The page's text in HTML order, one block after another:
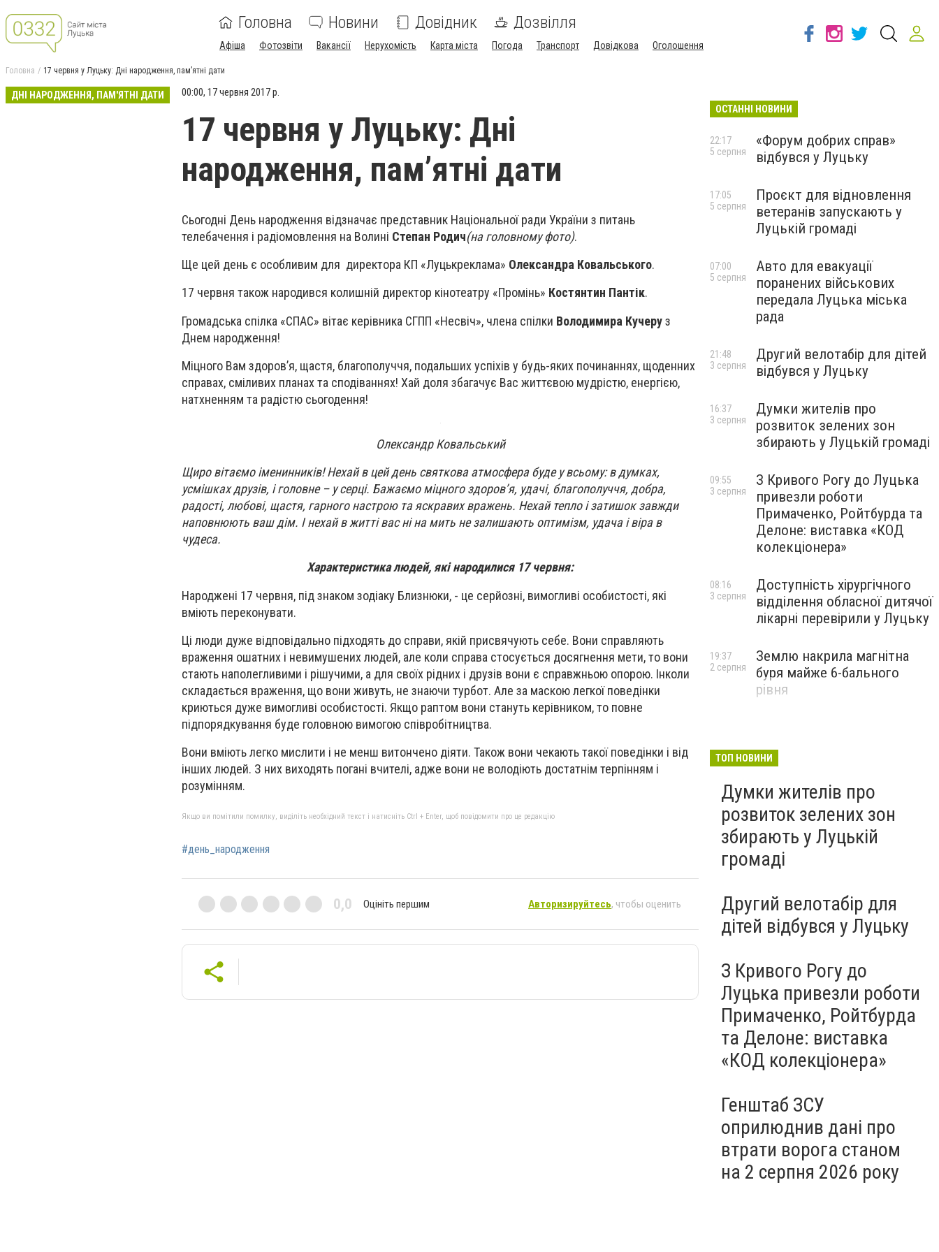
Головна Новини Довідник Дозвілля
Афіша Фотозвіти Вакансії Нерухомість Карта міста Погода Транспорт Довідкова Оголошення
Головна 17 червня у Луцьку: Дні народження, пам’ятні дати
ДНІ НАРОДЖЕННЯ, ПАМ'ЯТНІ ДАТИ 00:00, 17 червня 2017 р.
17 червня у Луцьку: Дні
народження, пам’ятні дати
Сьогодні День народження відзначає представник Національної ради України з питань
телебачення і радіомовлення на Волині Степан Родич(на головному фото).
Ще цей день є особливим для директора КП «Луцькреклама» Олександра Ковальського.
17 червня також народився колишній директор кінотеатру «Промінь» Костянтин Пантік.
Громадська спілка «СПАС» вітає керівника СГПП «Несвіч», члена спілки Володимира Кучеруз
Днем народження!
Міцного Вам здоров’я, щастя, благополуччя, подальших успіхів у будь-яких починаннях, щоденних
справах, сміливих планах та сподіваннях! Хай доля збагачує Вас життєвою мудрістю, енергією,
натхненням та радістю сьогодення!
Олександр Ковальський
Щиро вітаємо іменинників! Нехай в цей день святкова атмосфера буде у всьому: в думках,
усмішках друзів, і головне – у серці. Бажаємо міцного здоров’я, удачі, благополуччя, добра,
радості, любові, щастя, гарного настрою та яскравих вражень. Нехай тепло і затишок завжди
наповнюють ваш дім. І нехай в житті вас ні на мить не залишають оптимізм, удача і віра в
чудеса.
Характеристика людей, які народилися 17 червня:
Народжені 17 червня, під знаком зодіаку Близнюки, - це серйозні, вимогливі особистості, які
вміють переконувати.
Ці люди дуже відповідально підходять до справи, якій присвячують себе. Вони справляють
враження ошатних і невимушених людей, але коли справа стосується досягнення мети, то вони
стають наполегливими і рішучими, а для своїх рідних і друзів вони є справжньою опорою. Інколи
складається враження, що вони живуть, не знаючи турбот. Але за маскою легкої поведінки
криються дуже вимогливі особистості. Якщо раптом вони стануть керівником, то повне
підпорядкування буде головною вимогою співробітництва.
Вони вміють легко мислити і не менш витончено діяти. Також вони чекають такої поведінки і від
інших людей. З них виходять погані вчителі, адже вони не володіють достатнім терпінням і
розумінням.
Якщо ви помітили помилку, виділіть необхідний текст і натисніть Ctrl + Enter, щоб повідомити про це редакцію
#день_народження
0,0 Оцініть першим Авторизируйтесь, чтобы оценить
ОСТАННІ НОВИНИ
«Форум добрих справ»
відбувся у Луцьку
22:17
5 серпня
Проєкт для відновлення
ветеранів запускають у
Луцькій громаді
17:05
5 серпня
Авто для евакуації
поранених військових
передала Луцька міська
рада
07:00
5 серпня
Другий велотабір для дітей
відбувся у Луцьку
21:48
3 серпня
Думки жителів про
розвиток зелених зон
збирають у Луцькій громаді
16:37
3 серпня
З Кривого Рогу до Луцька
привезли роботи
Примаченко, Ройтбурда та
Делоне: виставка «КОД
колекціонера»
09:55
3 серпня
Доступність хірургічного
відділення обласної дитячої
лікарні перевірили у Луцьку
08:16
3 серпня
Землю накрила магнітна
буря майже 6-бального
рівня
19:37
2 серпня
ТОП НОВИНИ
Думки жителів про
розвиток зелених зон
збирають у Луцькій
громаді
Другий велотабір для
дітей відбувся у Луцьку
З Кривого Рогу до
Луцька привезли роботи
Примаченко, Ройтбурда
та Делоне: виставка
«КОД колекціонера»
Генштаб ЗСУ
оприлюднив дані про
втрати ворога станом
на 2 серпня 2026 року